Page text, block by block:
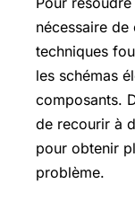
nécessaire
techniques
les schémas
composants.
de recourir à
pour obtenir
problème.